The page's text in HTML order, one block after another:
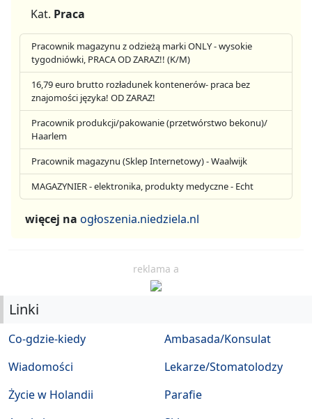
Kat. Praca
Pracownik magazynu z odzieżą marki ONLY - wysokie
tygodniówki, PRACA OD ZARAZ!! (K/M)
16,79 euro brutto rozładunek kontenerów- praca bez
znajomości języka! OD ZARAZ!
Pracownik produkcji/pakowanie (przetwórstwo bekonu)/
Haarlem
Pracownik magazynu (Sklep Internetowy) - Waalwijk
MAGAZYNIER - elektronika, produkty medyczne - Echt
więcej na ogłoszenia.niedziela.nl
reklama a
Linki
Co-gdzie-kiedy
Wiadomości
Życie w Holandii
Ambasada/Konsulat
Lekarze/Stomatolodzy
Parafie